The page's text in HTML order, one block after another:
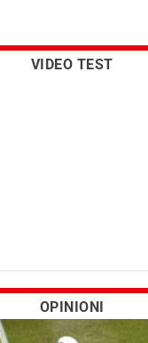
VIDEO TEST
OPINIONI